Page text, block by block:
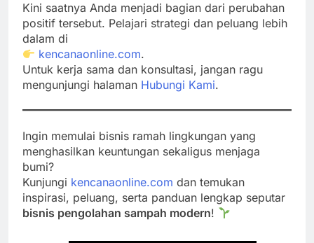
Kini saatnya Anda menjadi bagian dari perubahan
positif tersebut. Pelajari strategi dan peluang lebih
dalam di
kencanaonline.com.
Untuk kerja sama dan konsultasi, jangan ragu
mengunjungi halaman Hubungi Kami.
Ingin memulai bisnis ramah lingkungan yang
menghasilkan keuntungan sekaligus menjaga
bumi?
Kunjungi kencanaonline.com dan temukan
inspirasi, peluang, serta panduan lengkap seputar
bisnis pengolahan sampah modern!